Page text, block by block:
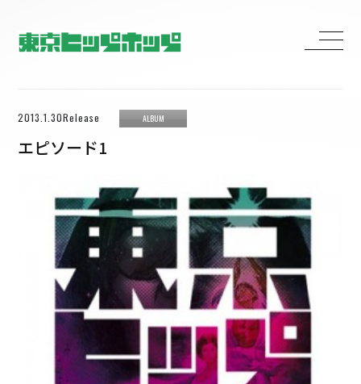
HOME
MEDIA
DISCOGRAPHY
CONTACT
H ZETTRIO
H ZETT M
ROCO
五条院凌
2013.1.30Release ALBUM
エピソード1